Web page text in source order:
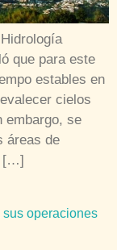
que para este
estables en
cielos
embargo, se
áreas de
[…]
sus operaciones